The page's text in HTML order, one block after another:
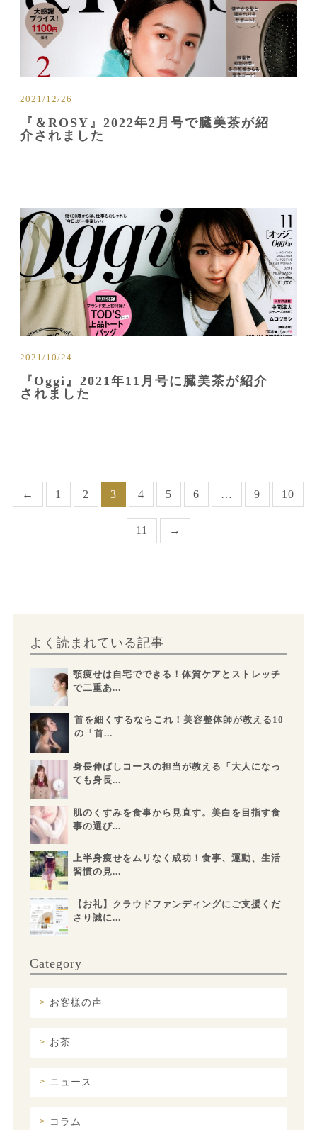
2021/12/26
『＆ROSY』2022年2月号で臓美茶が紹
介されました
2021/10/24
『Oggi』2021年11月号に臓美茶が紹介
されました
← 1 2 3 4 5 6 … 9 10
11 →
よく読まれている記事
顎痩せは自宅でできる！体質ケアとストレッチ
で二重あ...
首を細くするならこれ！美容整体師が教える10
の「首...
身長伸ばしコースの担当が教える「大人になっ
ても身長...
肌のくすみを食事から見直す。美白を目指す食
事の選び...
上半身痩せをムリなく成功！食事、運動、生活
習慣の見...
【お礼】クラウドファンディングにご支援くだ
さり誠に...
Category
お客様の声
お茶
ニュース
コラム